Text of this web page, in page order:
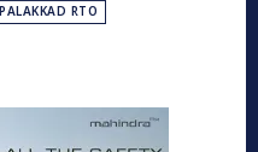
PALAKKAD RTO